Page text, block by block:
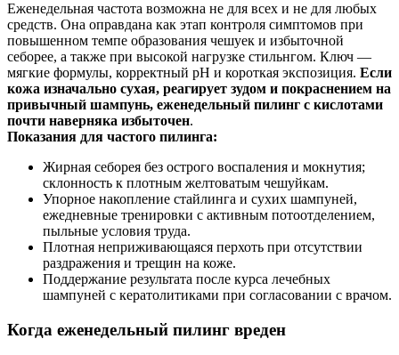
Еженедельная частота возможна не для всех и не для любых
средств. Она оправдана как этап контроля симптомов при
повышенном темпе образования чешуек и избыточной
себорее, а также при высокой нагрузке стильнгом. Ключ —
мягкие формулы, корректный pH и короткая экспозиция. Если
кожа изначально сухая, реагирует зудом и покраснением на
привычный шампунь, еженедельный пилинг с кислотами
почти наверняка избыточен.
Показания для частого пилинга:
Жирная себорея без острого воспаления и мокнутия;
склонность к плотным желтоватым чешуйкам.
Упорное накопление стайлинга и сухих шампуней,
ежедневные тренировки с активным потоотделением,
пыльные условия труда.
Плотная неприживающаяся перхоть при отсутствии
раздражения и трещин на коже.
Поддержание результата после курса лечебных
шампуней с кератолитиками при согласовании с врачом.
Когда еженедельный пилинг вреден